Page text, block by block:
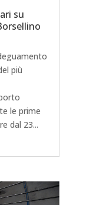
su
più
le prime
dal 23...